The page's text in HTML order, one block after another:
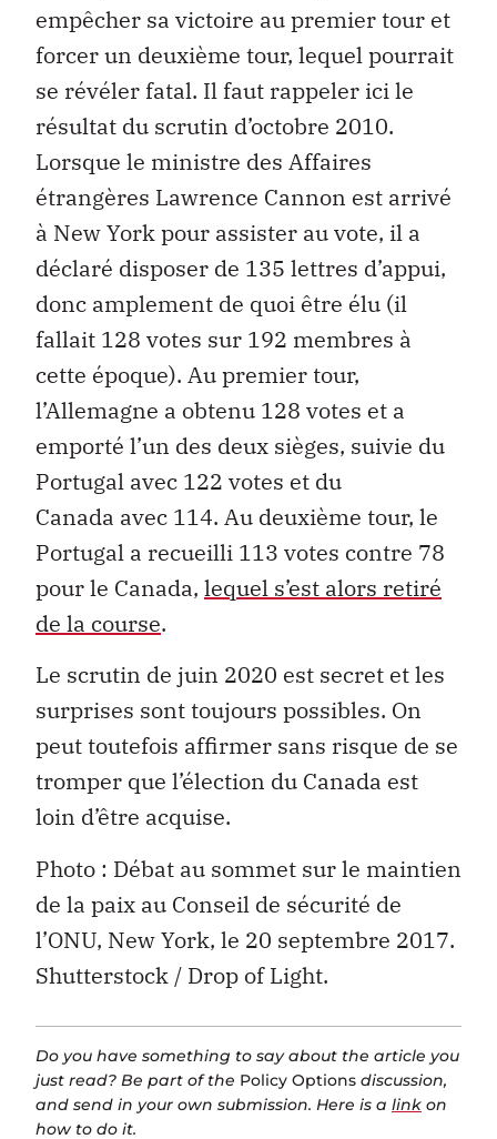
empêcher sa victoire au premier tour et
forcer un deuxième tour, lequel pourrait
se révéler fatal. Il faut rappeler ici le
résultat du scrutin d’octobre 2010.
Lorsque le ministre des Affaires
étrangères Lawrence Cannon est arrivé
à New York pour assister au vote, il a
déclaré disposer de 135 lettres d’appui,
donc amplement de quoi être élu (il
fallait 128 votes sur 192 membres à
cette époque). Au premier tour,
l’Allemagne a obtenu 128 votes et a
emporté l’un des deux sièges, suivie du
Portugal avec 122 votes et du
Canada avec 114. Au deuxième tour, le
Portugal a recueilli 113 votes contre 78
pour le Canada, lequel s’est alors retiré
de la course.
Le scrutin de juin 2020 est secret et les
surprises sont toujours possibles. On
peut toutefois affirmer sans risque de se
tromper que l’élection du Canada est
loin d’être acquise.
Photo : Débat au sommet sur le maintien
de la paix au Conseil de sécurité de
l’ONU, New York, le 20 septembre 2017.
Shutterstock / Drop of Light.
Do you have something to say about the article you
just read? Be part of the Policy Options discussion,
and send in your own submission. Here is a link on
how to do it.